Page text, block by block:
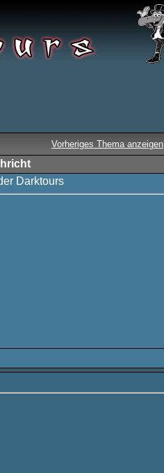
Vorheriges Thema anzeigen
Darktours